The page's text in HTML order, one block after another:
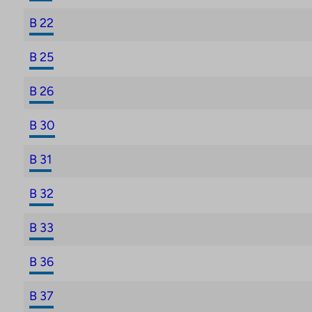
B 22
B 25
B 26
B 30
B 31
B 32
B 33
B 36
B 37